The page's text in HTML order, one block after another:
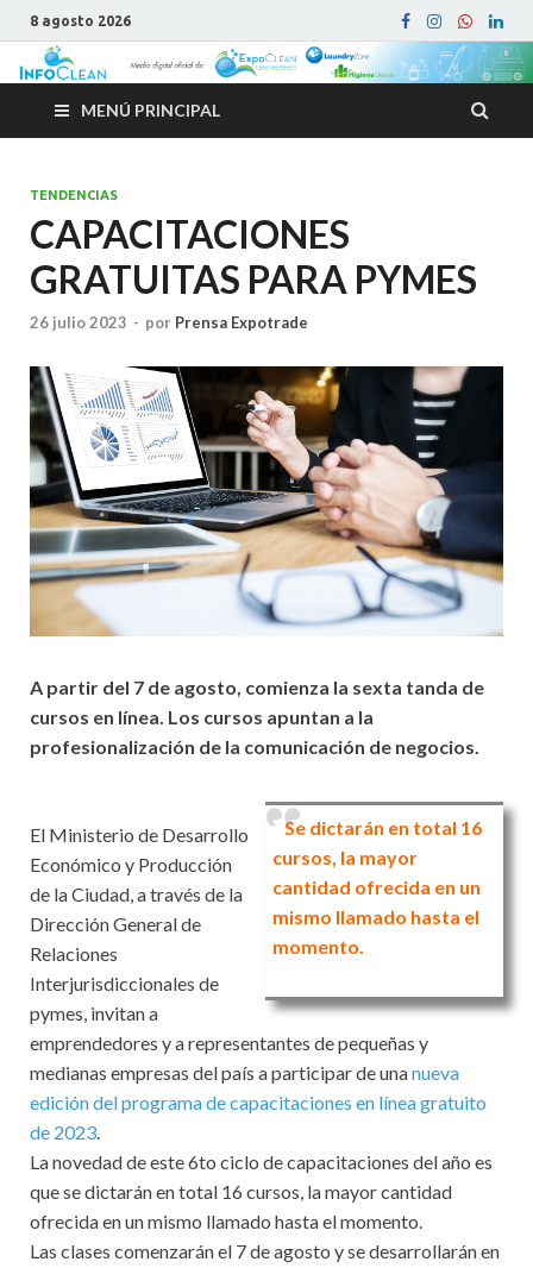
8 agosto 2026
MENÚ PRINCIPAL
TENDENCIAS
CAPACITACIONES
GRATUITAS PARA PYMES
26 julio 2023 - por Prensa Expotrade
A partir del 7 de agosto, comienza la sexta tanda de
cursos en línea. Los cursos apuntan a la
profesionalización de la comunicación de negocios.
Se dictarán en total 16
cursos, la mayor
cantidad ofrecida en un
mismo llamado hasta el
momento.
El Ministerio de Desarrollo
Económico y Producción
de la Ciudad, a través de la
Dirección General de
Relaciones
Interjurisdiccionales de
pymes, invitan a
emprendedores y a representantes de pequeñas y
medianas empresas del país a participar de unanueva
edición del programa de capacitaciones en línea gratuito
de 2023.
La novedad de este 6to ciclo de capacitaciones del año es
que se dictarán en total 16 cursos, la mayor cantidad
ofrecida en un mismo llamado hasta el momento.
Las clases comenzarán el 7 de agosto y se desarrollarán en